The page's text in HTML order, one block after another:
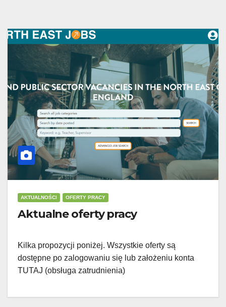
AKTUALNOŚCI OFERTY PRACY
Aktualne oferty pracy
Kilka propozycji poniżej. Wszystkie oferty są
dostępne po zalogowaniu się lub założeniu konta
TUTAJ (obsługa zatrudnienia)